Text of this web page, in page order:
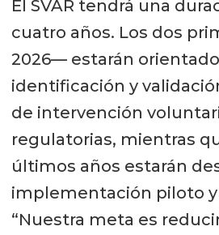
El SVAR tendrá una
cuatro años. Los dos
2026— estarán
identificación y
de intervención
regulatorias, mientras
últimos años estarán
implementación piloto y
“Nuestra meta es